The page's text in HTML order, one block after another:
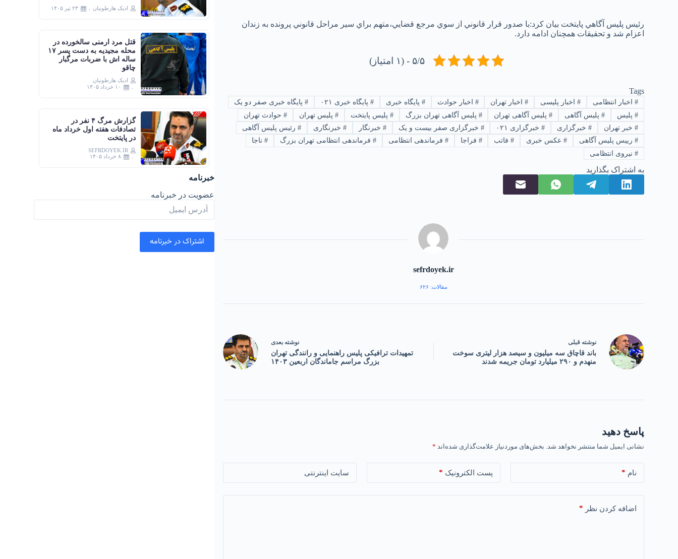
رئيس پليس آگاهي پايتخت بيان کرد:با صدور قرار قانوني از سوي مرجع قضايي،متهم براي سير مراحل قانوني پرونده به زندان
اعزام شد و تحقيقات همچنان ادامه دارد.
۵/۵ - (۱ امتیاز)
Tags
# اخبار انتظامی #اخبار پلیسی #اخبار تهران # اخبار حوادث # پایگاه خبری # پایگاه خبری ۰۲۱ #پایگاه خبری صفر دو یک
# پلیس #پلیس آگاهی #پلیس آگاهی تهران # پلیس آگاهی تهران بزرگ # پلیس پایتخت # پلیس تهران #حوادث تهران
# خبر تهران #خبرگزاری #خبرگزاری ۰۲۱ # خبرگزاری صفر بیست و یک # خبرنگار # خبرنگاری #رئیس پلیس آگاهی
# رییس پلیس آگاهی #عکس خبری #فاتب # فراجا # فرماندهی انتظامی # فرماندهی انتظامی تهران بزرگ #ناجا
# نیروی انتظامی
به اشتراک بگذارید
sefrdoyek.ir
مقالات: ۶۲۶
نوشته قبلی
باند قاچاق سه میلیون و سیصد هزار لیتری سوخت
منهدم و ۲۹۰ میلیارد تومان جریمه شدند
نوشته بعدی
تمهیدات ترافیکی پلیس راهنمایی و رانندگی تهران
بزرگ مراسم جاماندگان اربعین ۱۴۰۳
پاسخ دهید
نشانی ایمیل شما منتشر نخواهد شد. بخش‌های موردنیاز علامت‌گذاری شده‌اند *
نام * پست الکترونیک * سایت اینترنتی
اضافه کردن نظر *
ادیک هارطونیان ۲۳ تیر ۱۴۰۵
قتل مرد ارمنی سالخورده در
محله مجیدیه به دست پسر ۱۷
ساله اش با ضربات مرگبار
چاقو
ادیک هارطونیان
۱۰ خرداد ۱۴۰۵
گزارش مرگ ۴ نفر در
تصادفات هفته اول خرداد ماه
در پایتخت
SEFRDOYEK.IR
۸ خرداد ۱۴۰۵
خبرنامه
عضویت در خبرنامه